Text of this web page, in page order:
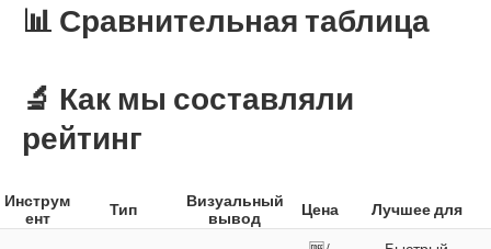
📊 Сравнительная таблица
🔬 Как мы составляли
рейтинг
Инструм
ент
Тип
Визуальный
вывод
Цена Лучшее для